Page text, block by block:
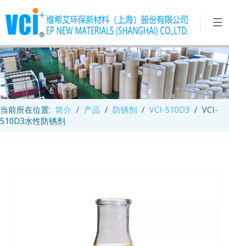
当前所在位置: 简介 / 产品 / 防锈剂 / VCI-510D3 / VCI-
510D3水性防锈剂